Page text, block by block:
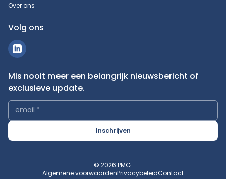
Over ons
Volg ons
Mis nooit meer een belangrijk nieuwsbericht of
exclusieve update.
email *
Inschrijven
© 2026 PMG.
Algemene voorwaardenPrivacybeleidContact